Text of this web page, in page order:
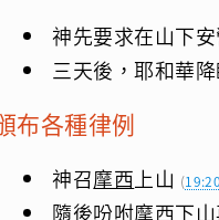
神先要求在山下
三天後，耶和華
布各種律例
神召摩西上山 (
隨後吩咐摩西下